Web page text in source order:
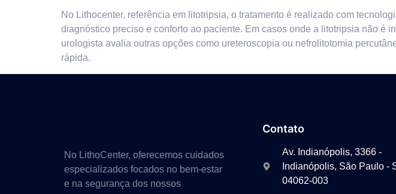
No Lithocenter, referência em litotripsia, o tratamento é realizado com
diagnóstico preciso e conforto ao paciente. Em casos onde a litotripsia não é
urologista avalia outras opções como ureteroscopia ou nefrolitotomia
rápida.
No LithoCenter, oferecemos cuidados
especializados focados no bem-estar
e na segurança dos nossos
Contato
Av. Indianópolis, 3366 -
Indianópolis, São Paulo -
04062-003